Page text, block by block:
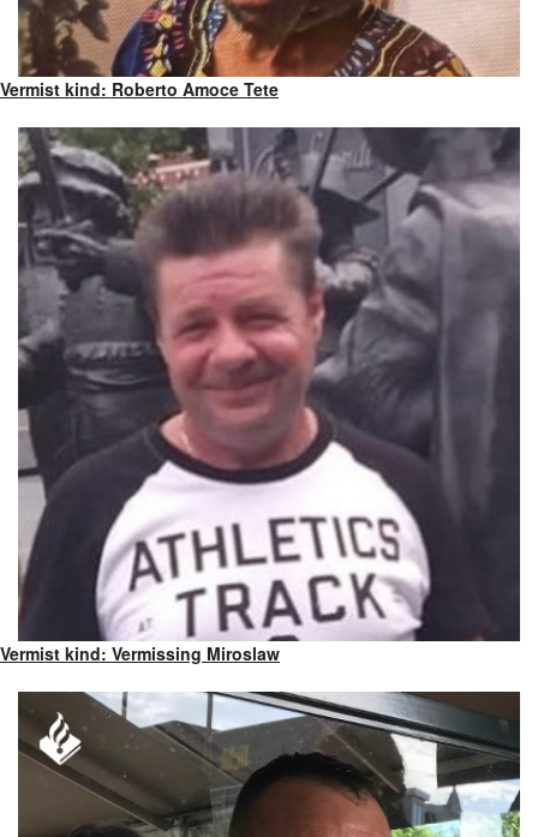
Vermist kind: Roberto Amoce Tete
Vermist kind: Vermissing Miroslaw